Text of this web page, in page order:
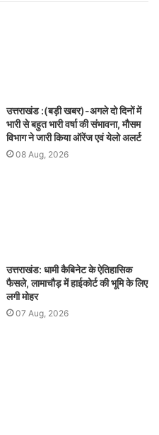
उत्तराखंड :(बड़ी खबर)-अगले दो दिनों में
भारी से बहुत भारी वर्षा की संभावना, मौसम
विभाग ने जारी किया ऑरेंज एवं येलो अलर्ट
08 Aug, 2026
उत्तराखंड: धामी कैबिनेट के ऐतिहासिक
फैसले, लामाचौड़ में हाईकोर्ट की भूमि के लिए
लगी मोहर
07 Aug, 2026